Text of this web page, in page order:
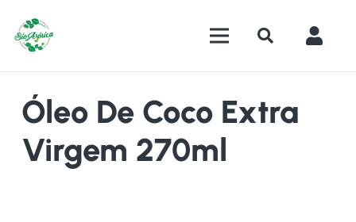
Óleo De Coco Extra
Virgem 270ml